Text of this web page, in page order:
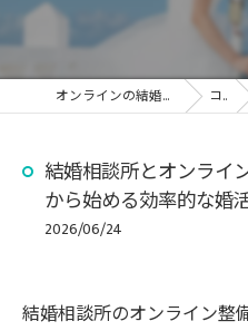
オンラインの結婚相談所なら結婚相談所ユノ コラム
結婚相談所とオンライ
から始める効率的な婚
2026/06/24
結婚相談所のオンライン整